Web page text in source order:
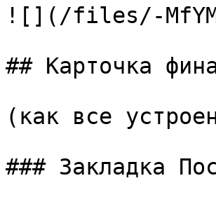
![](/files/-
## Карточка
(как все
### Закладка